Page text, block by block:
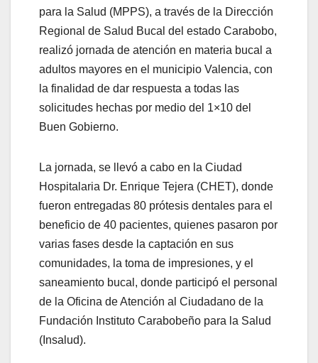
para la Salud (MPPS), a través de la Dirección
Regional de Salud Bucal del estado Carabobo,
realizó jornada de atención en materia bucal a
adultos mayores en el municipio Valencia, con
la finalidad de dar respuesta a todas las
solicitudes hechas por medio del 1×10 del
Buen Gobierno.
La jornada, se llevó a cabo en la Ciudad
Hospitalaria Dr. Enrique Tejera (CHET), donde
fueron entregadas 80 prótesis dentales para el
beneficio de 40 pacientes, quienes pasaron por
varias fases desde la captación en sus
comunidades, la toma de impresiones, y el
saneamiento bucal, donde participó el personal
de la Oficina de Atención al Ciudadano de la
Fundación Instituto Carabobeño para la Salud
(Insalud).